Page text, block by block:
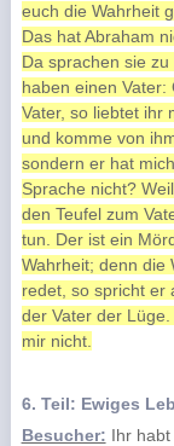
euch die Wahrheit
Das hat Abraham
Da sprachen sie
haben einen
Vater, so liebtet ihr
und komme von
sondern er hat
Sprache nicht?
den Teufel zum
tun. Der ist ein
Wahrheit; denn die
redet, so spricht er
der Vater der
mir nicht.
6. Teil: Ewiges
Besucher: Ihr